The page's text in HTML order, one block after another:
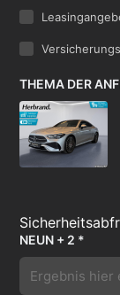
THEMA DER
NEUN + 2 *